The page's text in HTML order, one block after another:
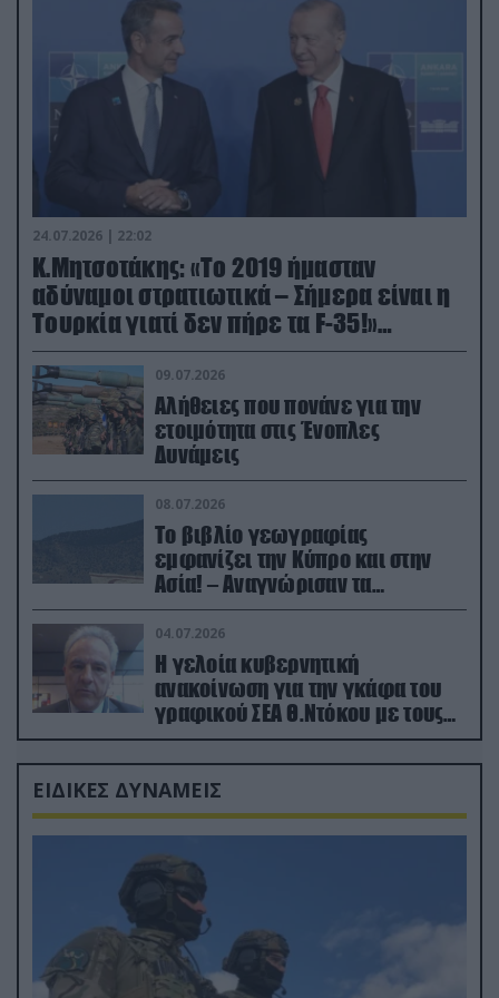
24.07.2026 | 22:02
Κ.Μητσοτάκης: «Το 2019 ήμασταν
αδύναμοι στρατιωτικά – Σήμερα είναι η
Τουρκία γιατί δεν πήρε τα F-35!»
(βίντεο)
09.07.2026
Αλήθειες που πονάνε για την
ετοιμότητα στις Ένοπλες
Δυνάμεις
08.07.2026
Το βιβλίο γεωγραφίας
εμφανίζει την Κύπρο και στην
Ασία! – Αναγνώρισαν τα
κατεχόμενα; (φωτο)
04.07.2026
Η γελοία κυβερνητική
ανακοίνωση για την γκάφα του
γραφικού ΣΕΑ Θ.Ντόκου με τους
Ρώσους φαρσέρ
ΕΙΔΙΚΕΣ ΔΥΝΑΜΕΙΣ